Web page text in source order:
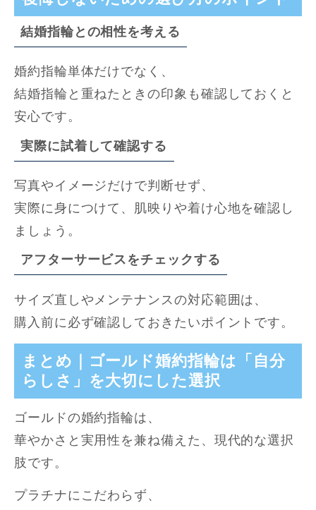
結婚指輪との相性を考える
婚約指輪単体だけでなく、
結婚指輪と重ねたときの印象も確認しておくと
安心です。
実際に試着して確認する
写真やイメージだけで判断せず、
実際に身につけて、肌映りや着け心地を確認し
ましょう。
アフターサービスをチェックする
サイズ直しやメンテナンスの対応範囲は、
購入前に必ず確認しておきたいポイントです。
まとめ｜ゴールド婚約指輪は「自分
らしさ」を大切にした選択
ゴールドの婚約指輪は、
華やかさと実用性を兼ね備えた、現代的な選択
肢です。
プラチナにこだわらず、